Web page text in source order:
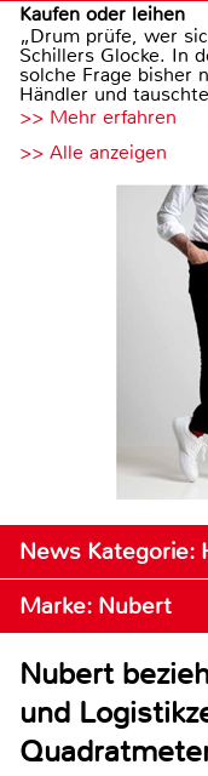
Kaufen oder leihen
„Drum prüfe, wer
Schillers Glocke. In
solche Frage bisher
Händler und
>> Mehr erfahren
>> Alle anzeigen
News Kategorie:
Marke: Nubert
Nubert
und